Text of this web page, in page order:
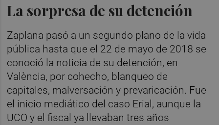
La sorpresa de su detención
Zaplana pasó a un segundo plano de la vida
pública hasta que el 22 de mayo de 2018 se
conoció la noticia de su detención, en
València, por cohecho, blanqueo de
capitales, malversación y prevaricación. Fue
el inicio mediático del caso Erial, aunque la
UCO y el fiscal ya llevaban tres años